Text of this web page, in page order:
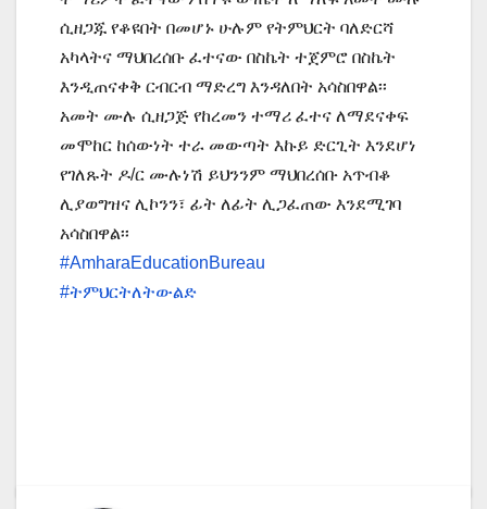
ሲዘጋጁ የቆዩበት በመሆኑ ሁሉም የትምህርት ባለድርሻ
አካላትና ማህበረሰቡ ፈተናው በስኬት ተጀምሮ በስኬት
እንዲጠናቀቅ ርብርብ ማድረግ እንዳለበት አሳስበዋል፡፡
አመት ሙሉ ሲዘጋጅ የከረመን ተማሪ ፈተና ለማደናቀፍ
መሞከር ከሰውነት ተራ መውጣት እኩይ ድርጊት እንደሆነ
የገለጹት ዶ/ር ሙሉነሽ ይህንንም ማህበረሰቡ አጥብቆ
ሊያወግዝና ሊኮንን፣ ፊት ለፊት ሊጋፈጠው እንደሚገባ
አሳስበዋል፡፡
#AmharaEducationBureau
#ትምህርትለትውልድ